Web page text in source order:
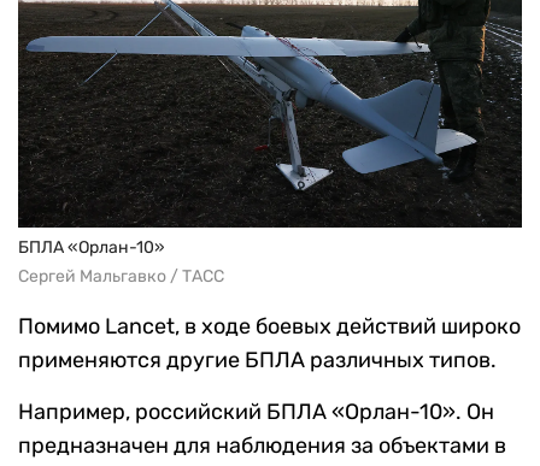
БПЛА «Орлан-10»
Сергей Мальгавко / ТАСС
Помимо Lancet, в ходе боевых действий широко
применяются другие БПЛА различных типов.
Например, российский БПЛА «Орлан-10». Он
предназначен для наблюдения за объектами в